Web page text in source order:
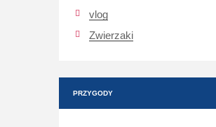
vlog
Zwierzaki
PRZYGODY